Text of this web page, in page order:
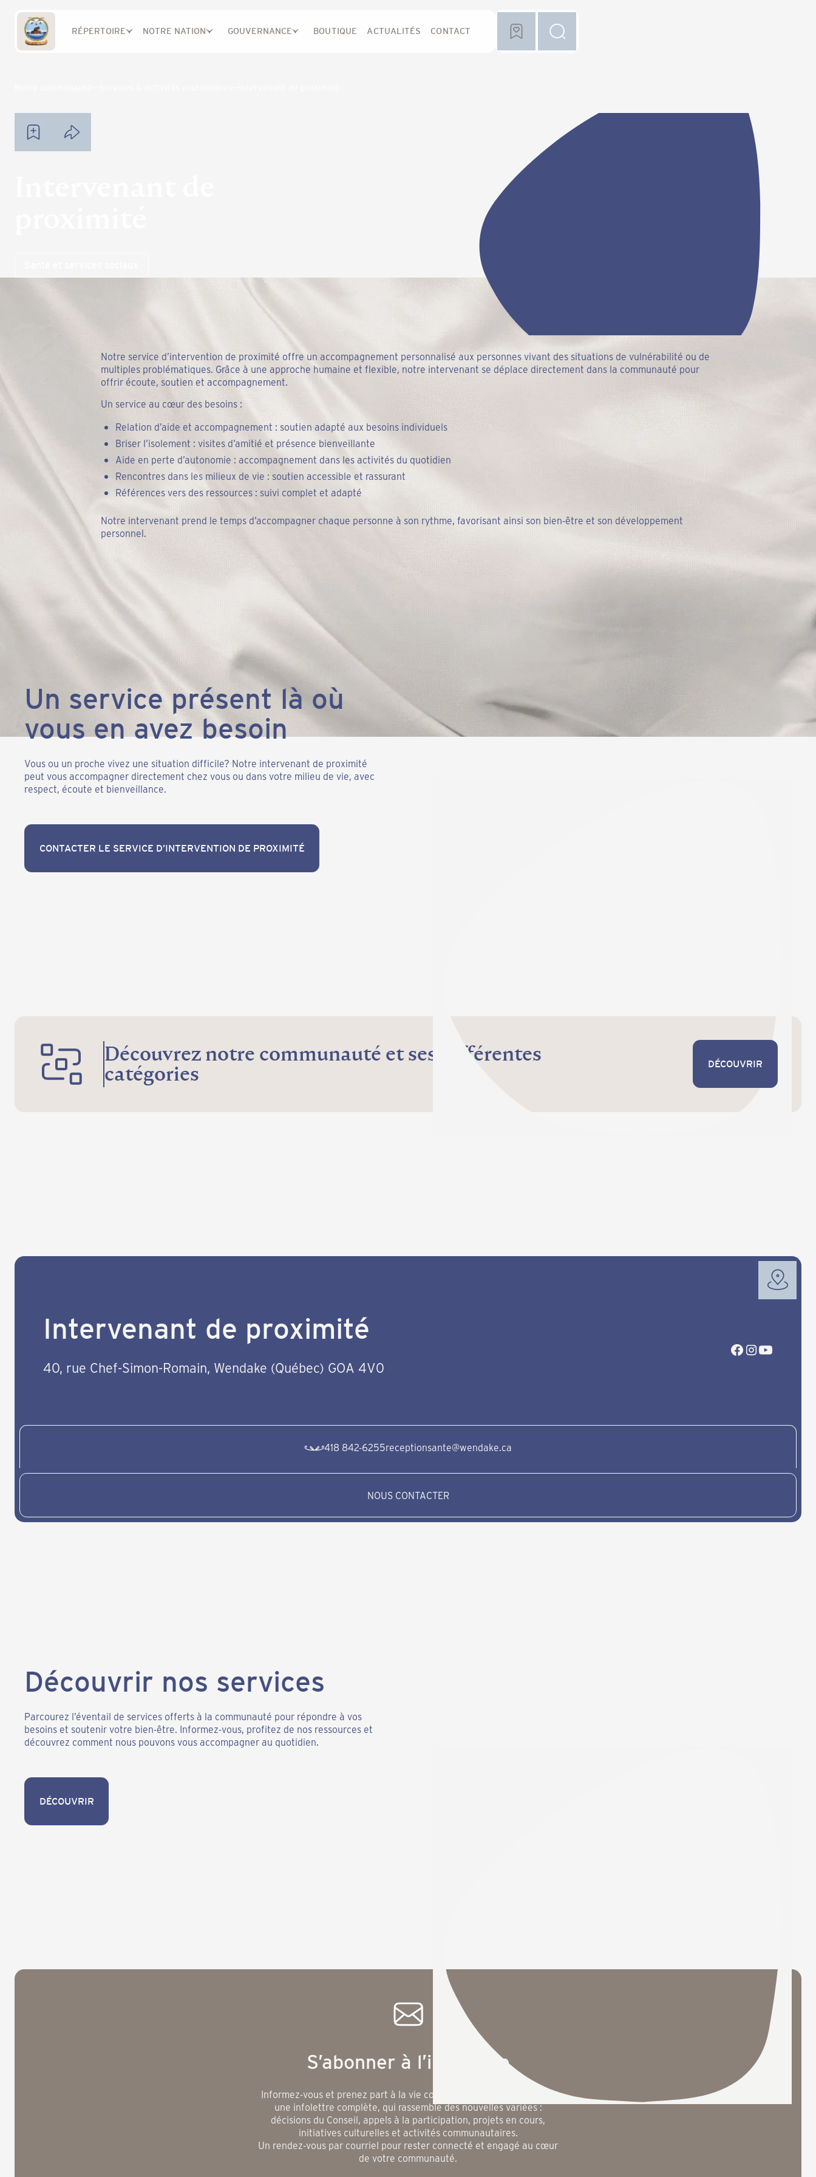
RÉPERTOIRE NOTRE NATION GOUVERNANCE BOUTIQUE ACTUALITÉS CONTACT
Notre service d’intervention de proximité offre un accompagnement personnalisé aux personnes vivant des situations de vulnérabilité ou de
multiples problématiques. Grâce à une approche humaine et flexible, notre intervenant se déplace directement dans la communauté pour
offrir écoute, soutien et accompagnement.
Un service au cœur des besoins :
Relation d’aide et accompagnement : soutien adapté aux besoins individuels
Briser l’isolement : visites d’amitié et présence bienveillante
Aide en perte d’autonomie : accompagnement dans les activités du quotidien
Rencontres dans les milieux de vie : soutien accessible et rassurant
Références vers des ressources : suivi complet et adapté
Notre intervenant prend le temps d’accompagner chaque personne à son rythme, favorisant ainsi son bien-être et son développement
personnel.
Un service présent là où
vous en avez besoin
Vous ou un proche vivez une situation difficile? Notre intervenant de proximité
peut vous accompagner directement chez vous ou dans votre milieu de vie, avec
respect, écoute et bienveillance.
CONTACTER LE SERVICE D’INTERVENTION DE PROXIMITÉ
CONTACTER LE SERVICE D’INTERVENTION DE PROXIMITÉ
Découvrez notre communauté et ses différentes
catégories DÉCOUVRIR
DÉCOUVRIR
Intervenant de proximité
40, rue Chef-Simon-Romain, Wendake (Québec) GOA 4V0
418 842-6255receptionsante@wendake.ca
NOUS CONTACTER
Découvrir nos services
Parcourez l’éventail de services offerts à la communauté pour répondre à vos
besoins et soutenir votre bien-être. Informez-vous, profitez de nos ressources et
découvrez comment nous pouvons vous accompagner au quotidien.
DÉCOUVRIR
DÉCOUVRIR
S’abonner à l’infolettre
Informez-vous et prenez part à la vie collective de la Nation grâce à
une infolettre complète, qui rassemble des nouvelles variées :
décisions du Conseil, appels à la participation, projets en cours,
initiatives culturelles et activités communautaires.
Un rendez-vous par courriel pour rester connecté et engagé au cœur
de votre communauté.